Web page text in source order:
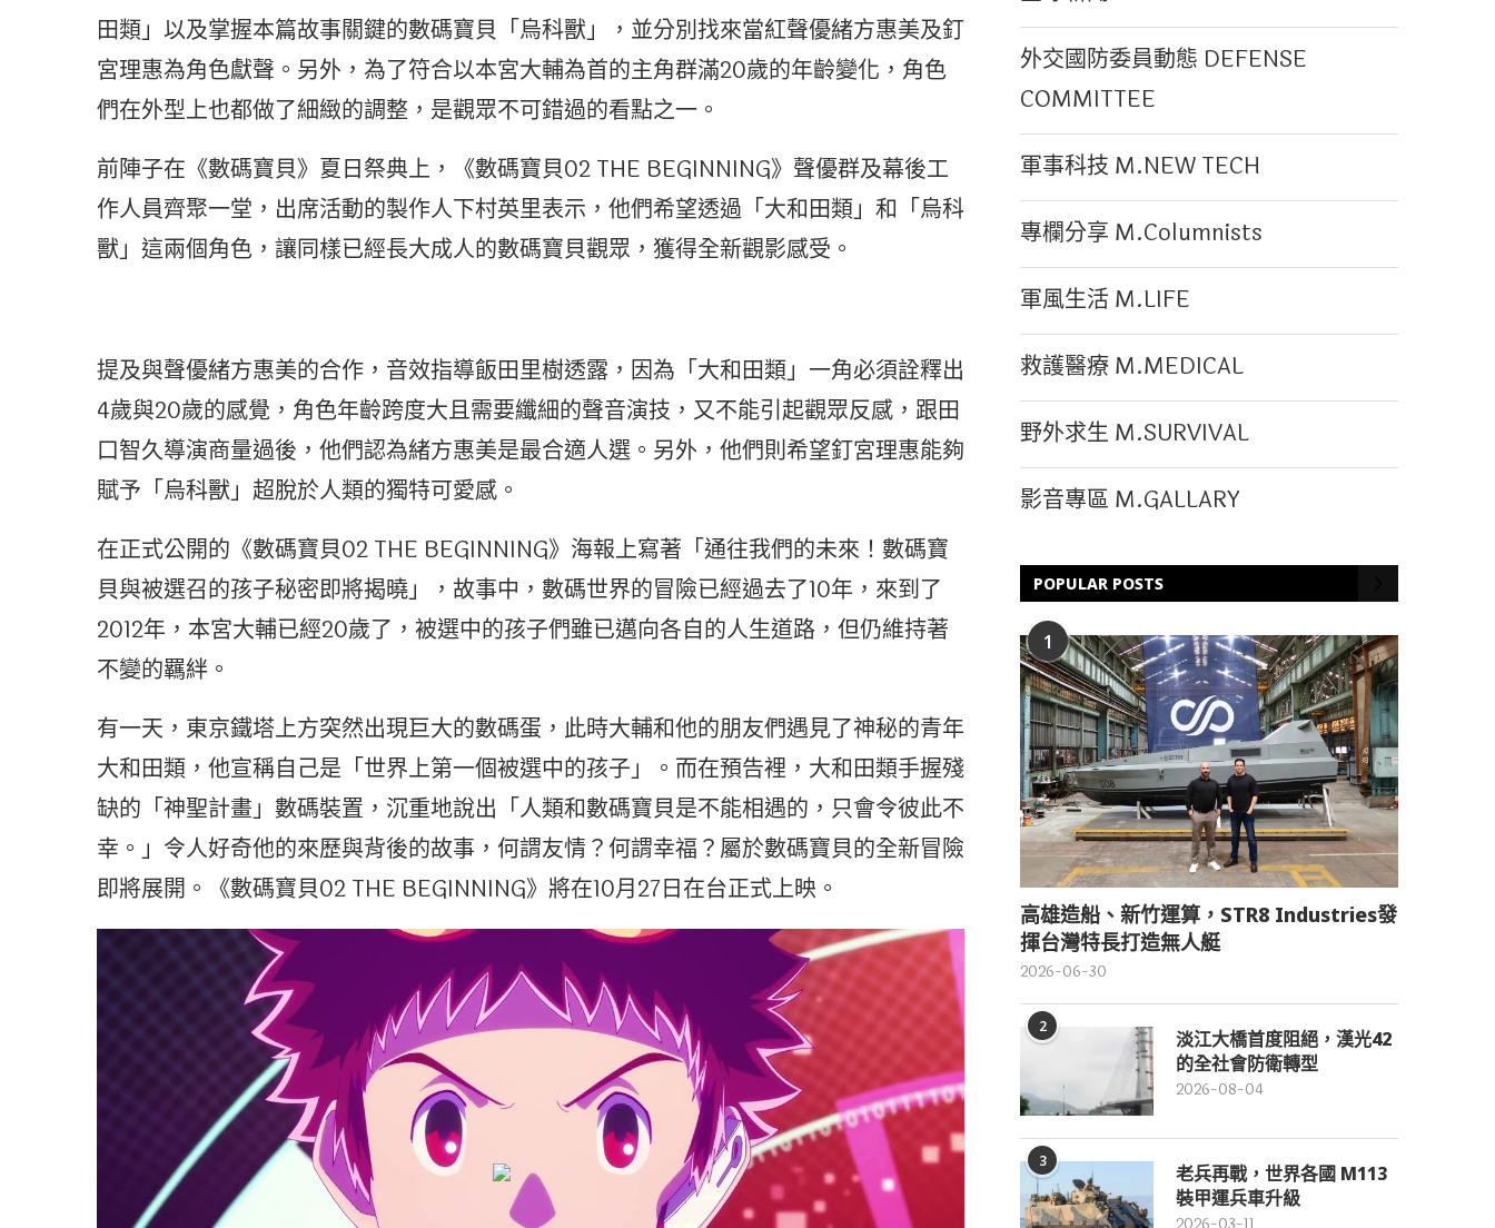
田類」以及掌握本篇故事關鍵的數碼寶貝「烏科獸」，並分別找來當紅聲優緒方惠美及釘
宮理惠為角色獻聲。另外，為了符合以本宮大輔為首的主角群滿20歲的年齡變化，角色
們在外型上也都做了細緻的調整，是觀眾不可錯過的看點之一。
前陣子在《數碼寶貝》夏日祭典上，《數碼寶貝02 THE BEGINNING》聲優群及幕後工
作人員齊聚一堂，出席活動的製作人下村英里表示，他們希望透過「大和田類」和「烏科
獸」這兩個角色，讓同樣已經長大成人的數碼寶貝觀眾，獲得全新觀影感受。
提及與聲優緒方惠美的合作，音效指導飯田里樹透露，因為「大和田類」一角必須詮釋出
4歲與20歲的感覺，角色年齡跨度大且需要纖細的聲音演技，又不能引起觀眾反感，跟田
口智久導演商量過後，他們認為緒方惠美是最合適人選。另外，他們則希望釘宮理惠能夠
賦予「烏科獸」超脫於人類的獨特可愛感。
在正式公開的《數碼寶貝02 THE BEGINNING》海報上寫著「通往我們的未來！數碼寶
貝與被選召的孩子秘密即將揭曉」，故事中，數碼世界的冒險已經過去了10年，來到了
2012年，本宮大輔已經20歲了，被選中的孩子們雖已邁向各自的人生道路，但仍維持著
不變的羈絆。
有一天，東京鐵塔上方突然出現巨大的數碼蛋，此時大輔和他的朋友們遇見了神秘的青年
大和田類，他宣稱自己是「世界上第一個被選中的孩子」。而在預告裡，大和田類手握殘
缺的「神聖計畫」數碼裝置，沉重地說出「人類和數碼寶貝是不能相遇的，只會令彼此不
幸。」令人好奇他的來歷與背後的故事，何謂友情？何謂幸福？屬於數碼寶貝的全新冒險
即將展開。《數碼寶貝02 THE BEGINNING》將在10月27日在台正式上映。
外交國防委員動態 DEFENSE
COMMITTEE
軍事科技 M.NEW TECH
專欄分享 M.Columnists
軍風生活 M.LIFE
救護醫療 M.MEDICAL
野外求生 M.SURVIVAL
影音專區 M.GALLARY
POPULAR POSTS
1
高雄造船、新竹運算，STR8 Industries發
揮台灣特長打造無人艇
2026-06-30
2
淡江大橋首度阻絕，漢光42
的全社會防衛轉型
2026-08-04
3
老兵再戰，世界各國 M113
裝甲運兵車升級